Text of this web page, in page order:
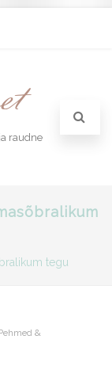
raudne
tegu
&